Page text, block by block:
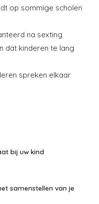
op sommige scholen
na sexting
dat kinderen te lang
spreken elkaar
bij uw kind
samenstellen van je